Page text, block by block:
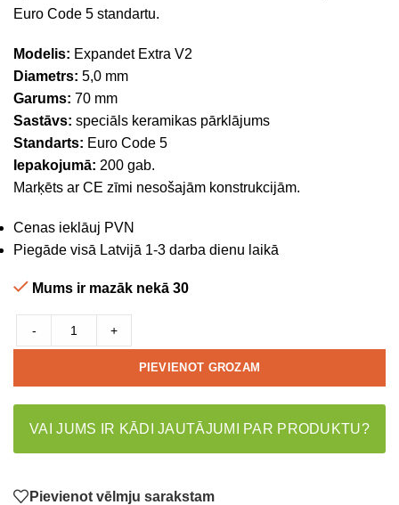
Euro Code 5 standartu.
Modelis: Expandet Extra V2
Diametrs: 5,0 mm
Garums: 70 mm
Sastāvs: speciāls keramikas pārklājums
Standarts: Euro Code 5
Iepakojumā: 200 gab.
Marķēts ar CE zīmi nesošajām konstrukcijām.
Cenas ieklāuj PVN
Piegāde visā Latvijā 1-3 darba dienu laikā
Mums ir mazāk nekā 30
- +
PIEVIENOT GROZAM
VAI JUMS IR KĀDI JAUTĀJUMI PAR PRODUKTU?
Pievienot vēlmju sarakstam